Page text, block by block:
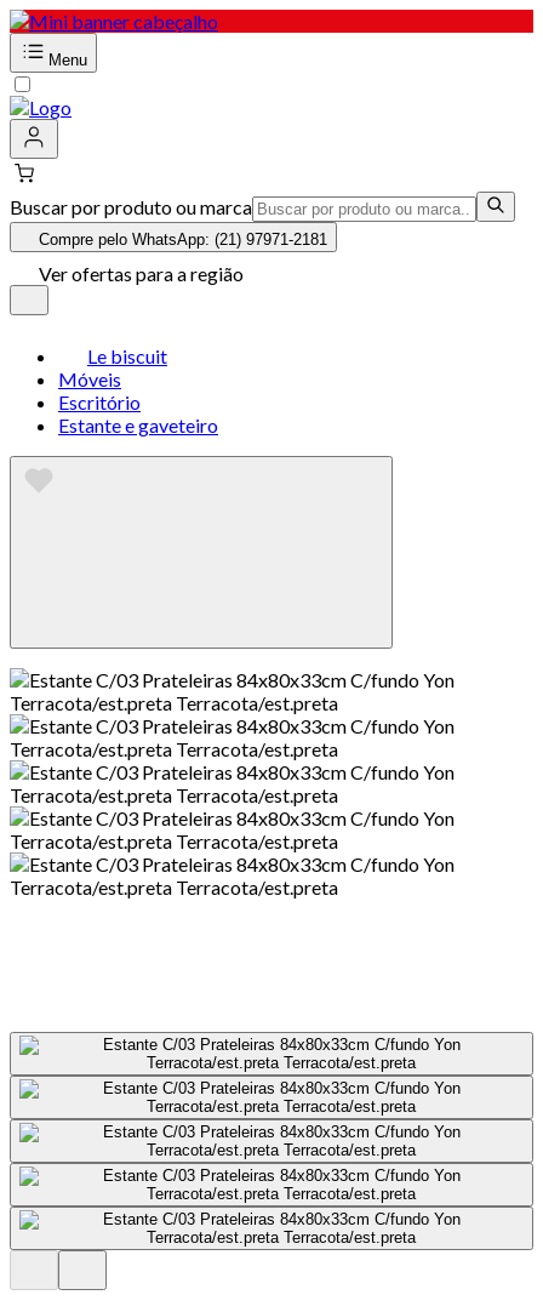
Menu
Buscar por produto ou marca
Compre pelo WhatsApp: (21) 97971-2181
Ver ofertas para a região
Le biscuit
Móveis
Escritório
Estante e gaveteiro